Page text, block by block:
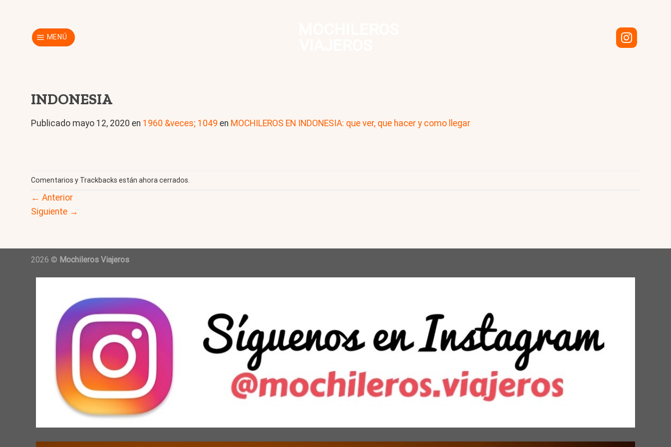
MENÚ
INDONESIA
Publicado mayo 12, 2020 en 1960 &veces; 1049 en MOCHILEROS EN INDONESIA: que ver, que hacer y como llegar
Comentarios y Trackbacks están ahora cerrados.
← Anterior
Siguiente →
2026 © Mochileros Viajeros